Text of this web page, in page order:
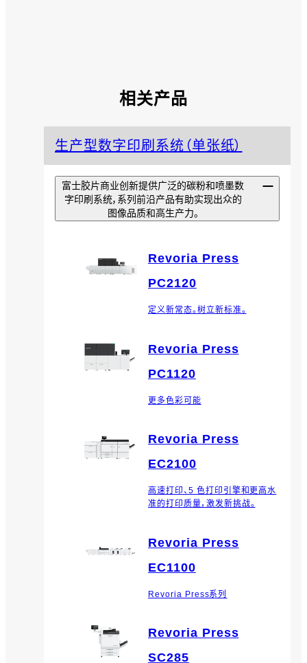
相关产品
生产型数字印刷系统（单张纸）
富士胶片商业创新提供广泛的碳粉和喷墨数
字印刷系统，系列前沿产品有助实现出众的
图像品质和高生产力。
Revoria Press
PC2120
定义新常态。树立新标准。
Revoria Press
PC1120
更多色彩可能
Revoria Press
EC2100
高速打印、5 色打印引擎和更高水
准的打印质量，激发新挑战。
Revoria Press
EC1100
Revoria Press系列
Revoria Press
SC285